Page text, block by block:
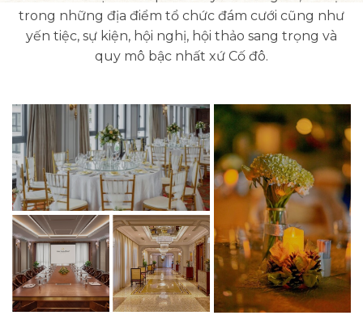
trong những địa điểm tổ chức đám cưới cũng như
yến tiệc, sự kiện, hội nghị, hội thảo sang trọng và
quy mô bậc nhất xứ Cố đô.